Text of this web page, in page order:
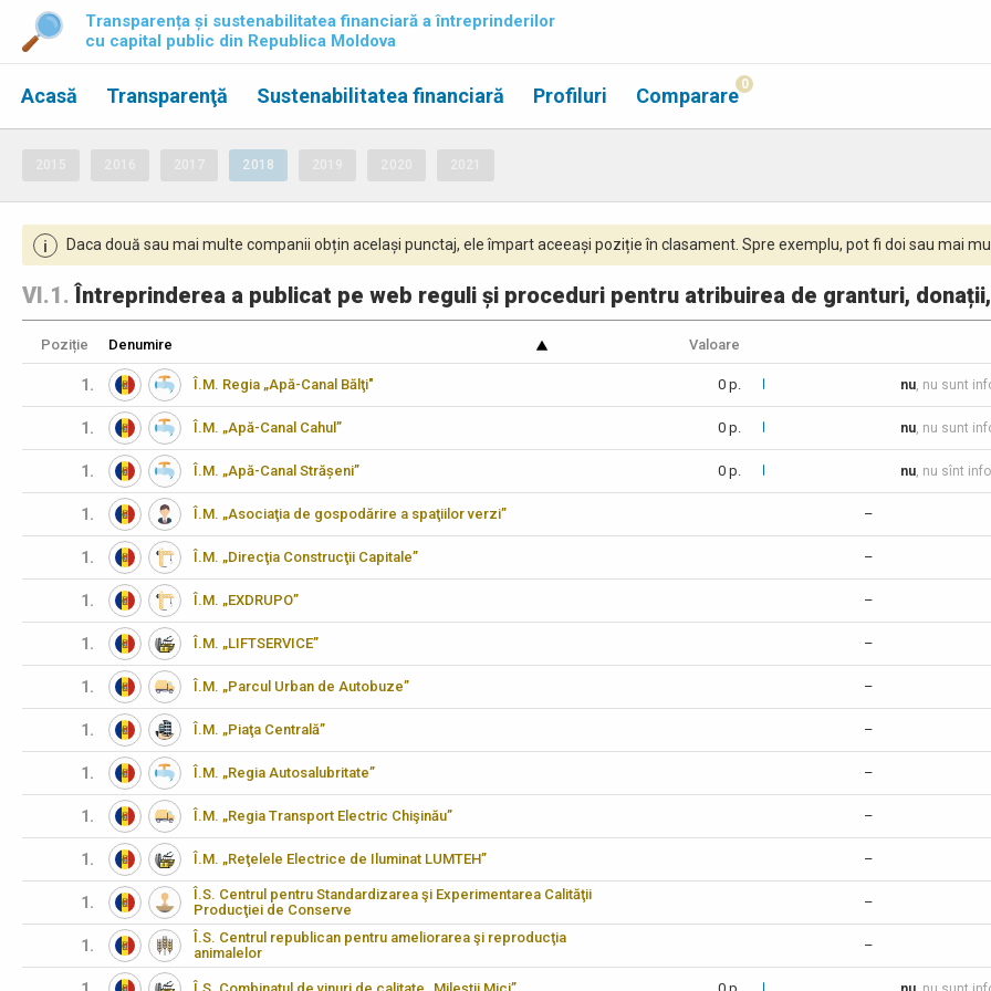
Transparența și sustenabilitatea financiară a întreprinderilor
cu capital public din Republica Moldova
Acasă Transparenţă Sustenabilitatea financiară Profiluri Comparare 0
2018
i Daca două sau mai multe companii obțin același punctaj, ele împart aceeași poziție în clasament. Spre exemplu, pot fi doi sau mai
VI.1.Întreprinderea a publicat pe web reguli și proceduri pentru atribuirea de granturi,
Poziție Denumire Valoare
1. Î.M. Regia „Apă-Canal Bălţi" 0 p. nu, nu sunt
1. Î.M. „Apă-Canal Cahul” 0 p. nu, nu sunt
1. Î.M. „Apă-Canal Strășeni” 0 p. nu, nu sînt
1. Î.M. „Asociaţia de gospodărire a spaţiilor verzi” –
1. Î.M. „Direcţia Construcţii Capitale” –
1. Î.M. „EXDRUPO” –
1. Î.M. „LIFTSERVICE” –
1. Î.M. „Parcul Urban de Autobuze” –
1. Î.M. „Piaţa Centrală” –
1. Î.M. „Regia Autosalubritate” –
1. Î.M. „Regia Transport Electric Chişinău” –
1. Î.M. „Reţelele Electrice de Iluminat LUMTEH” –
1.
Î.S. Centrul pentru Standardizarea şi Experimentarea Calităţii
Producţiei de Conserve
–
1.
Î.S. Centrul republican pentru ameliorarea şi reproducţia
animalelor
–